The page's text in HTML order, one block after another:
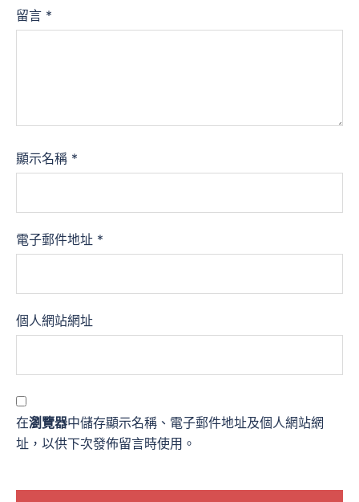
留言 *
顯示名稱 *
電子郵件地址 *
個人網站網址
在瀏覽器中儲存顯示名稱、電子郵件地址及個人網站網
址，以供下次發佈留言時使用。